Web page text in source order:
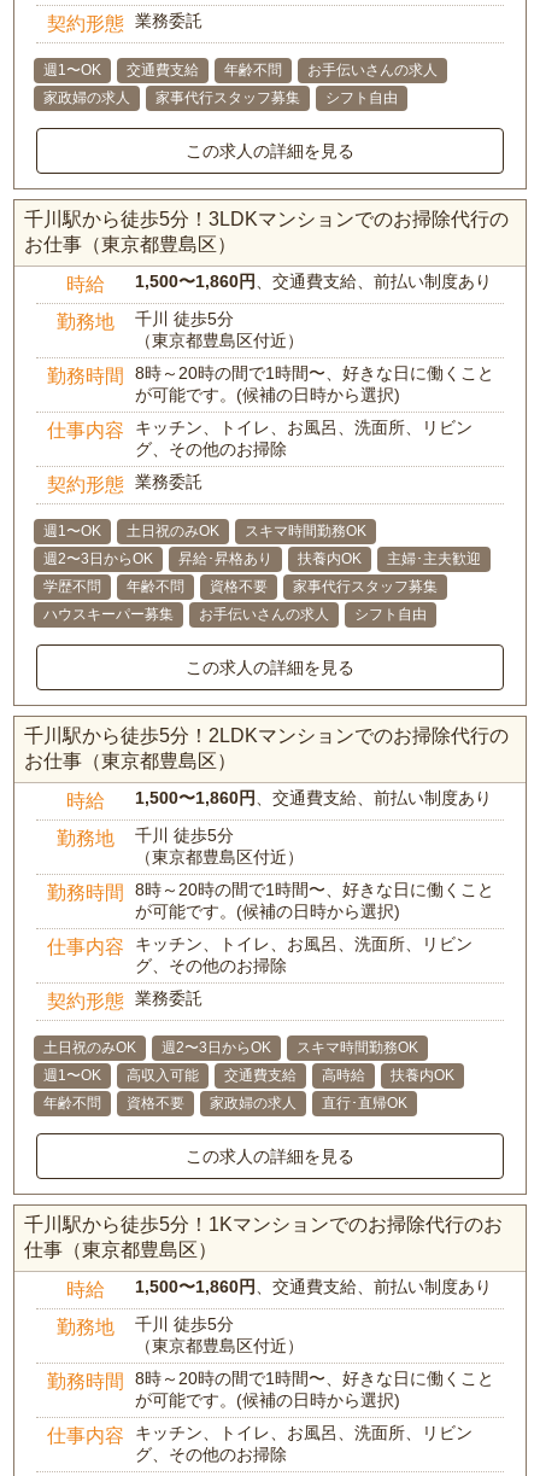
契約形態 業務委託
週1〜OK 交通費支給 年齢不問
お手伝いさんの求人
家政婦の求人
家事代行スタッフ募集 シフト自由
この求人の詳細を見る
千川駅から徒歩5分！3LDKマンションでのお掃除代行の
お仕事（東京都豊島区）
時給 1,500〜1,860円、交通費支給、前払い制度あり
勤務地
千川 徒歩5分
（東京都豊島区付近）
勤務時間
8時～20時の間で1時間〜、好きな日に働くこと
が可能です。(候補の日時から選択)
仕事内容
キッチン、トイレ、お風呂、洗面所、リビン
グ、その他のお掃除
契約形態 業務委託
週1〜OK 土日祝のみOK
スキマ時間勤務OK
週2〜3日からOK
昇給･昇格あり 扶養内OK
主婦･主夫歓迎
学歴不問
年齢不問 資格不要
家事代行スタッフ募集
ハウスキーパー募集
お手伝いさんの求人 シフト自由
この求人の詳細を見る
千川駅から徒歩5分！2LDKマンションでのお掃除代行の
お仕事（東京都豊島区）
時給 1,500〜1,860円、交通費支給、前払い制度あり
勤務地
千川 徒歩5分
（東京都豊島区付近）
勤務時間
8時～20時の間で1時間〜、好きな日に働くこと
が可能です。(候補の日時から選択)
仕事内容
キッチン、トイレ、お風呂、洗面所、リビン
グ、その他のお掃除
契約形態 業務委託
土日祝のみOK 週2〜3日からOK
スキマ時間勤務OK
週1〜OK
高収入可能 交通費支給 高時給
扶養内OK
年齢不問
資格不要 家政婦の求人 直行･直帰OK
この求人の詳細を見る
千川駅から徒歩5分！1Kマンションでのお掃除代行のお
仕事（東京都豊島区）
時給 1,500〜1,860円、交通費支給、前払い制度あり
勤務地
千川 徒歩5分
（東京都豊島区付近）
勤務時間
8時～20時の間で1時間〜、好きな日に働くこと
が可能です。(候補の日時から選択)
仕事内容
キッチン、トイレ、お風呂、洗面所、リビン
グ、その他のお掃除